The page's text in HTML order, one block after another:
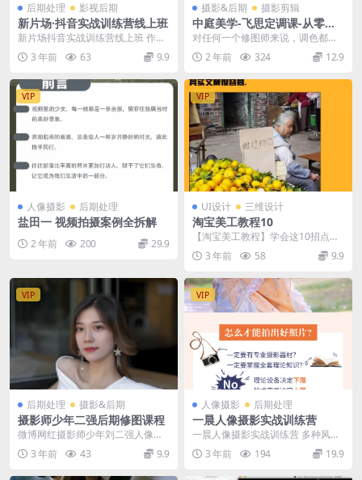
后期处理 影视后期
新片场·抖音实战训练营线上班
新片场抖音实战训练营线上班 作者
: 游戏资源大魔王 ...
3 年前 63 9.9
摄影&后期 摄影剪辑
中庭美学-飞思定调课-从零开
始学调色
对任何一个修图师来说，调色都谈
不上容易，尤其是像和小修一样没
有美术基础的人来说，...
2 年前 324 12.9
VIP
人像摄影 后期处理
盐田一 视频拍摄案例全拆解
2 年前 200 29.9
VIP
UI设计 三维设计
淘宝美工教程10
【淘宝美工教程】学会这10招点击
率至少涨3倍 今天的话题主要是讲
文案，也就是说你...
3 年前 58 9.9
VIP
后期处理 摄影&后期
摄影师少年二强后期修图课程
微博网红摄影师少年刘二强人像后
期精品课程完整 今天给大家推荐一
位西安知名摄影师少...
3 年前 43 9.9
VIP
人像摄影 后期处理
一晨人像摄影实战训练营
一晨人像摄影实战训练营 多种风
格，超多资源素材，从前期策划到
拍摄，从照片调色到精...
3 年前 194 19.9